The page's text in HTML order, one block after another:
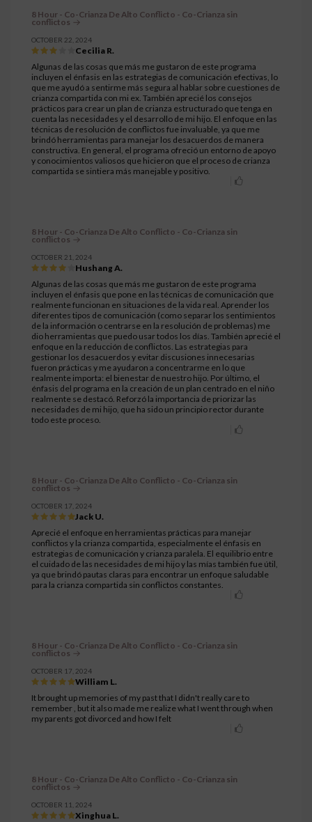
8 Hour - Co-Crianza De Alto Conflicto - Co-Crianza sin
conflictos
OCTOBER 22, 2024
Cecilia R.
Algunas de las cosas que más me gustaron de este programa
incluyen el énfasis en las estrategias de comunicación efectivas, lo
que me ayudó a sentirme más segura al hablar sobre cuestiones de
crianza compartida con mi ex. También aprecié los consejos
prácticos para crear un plan de crianza estructurado que tenga en
cuenta las necesidades y el desarrollo de mi hijo. El enfoque en las
técnicas de resolución de conflictos fue invaluable, ya que me
brindó herramientas para manejar los desacuerdos de manera
constructiva. En general, el programa ofreció un entorno de apoyo
y conocimientos valiosos que hicieron que el proceso de crianza
compartida se sintiera más manejable y positivo.
8 Hour - Co-Crianza De Alto Conflicto - Co-Crianza sin
conflictos
OCTOBER 21, 2024
Hushang A.
Algunas de las cosas que más me gustaron de este programa
incluyen el énfasis que pone en las técnicas de comunicación que
realmente funcionan en situaciones de la vida real. Aprender los
diferentes tipos de comunicación (como separar los sentimientos
de la información o centrarse en la resolución de problemas) me
dio herramientas que puedo usar todos los días. También aprecié el
enfoque en la reducción de conflictos. Las estrategias para
gestionar los desacuerdos y evitar discusiones innecesarias
fueron prácticas y me ayudaron a concentrarme en lo que
realmente importa: el bienestar de nuestro hijo. Por último, el
énfasis del programa en la creación de un plan centrado en el niño
realmente se destacó. Reforzó la importancia de priorizar las
necesidades de mi hijo, que ha sido un principio rector durante
todo este proceso.
8 Hour - Co-Crianza De Alto Conflicto - Co-Crianza sin
conflictos
OCTOBER 17, 2024
Jack U.
Aprecié el enfoque en herramientas prácticas para manejar
conflictos y la crianza compartida, especialmente el énfasis en
estrategias de comunicación y crianza paralela. El equilibrio entre
el cuidado de las necesidades de mi hijo y las mías también fue útil,
ya que brindó pautas claras para encontrar un enfoque saludable
para la crianza compartida sin conflictos constantes.
8 Hour - Co-Crianza De Alto Conflicto - Co-Crianza sin
conflictos
OCTOBER 17, 2024
William L.
It brought up memories of my past that I didn't really care to
remember , but it also made me realize what I went through when
my parents got divorced and how I felt
8 Hour - Co-Crianza De Alto Conflicto - Co-Crianza sin
conflictos
OCTOBER 11, 2024
Xinghua L.